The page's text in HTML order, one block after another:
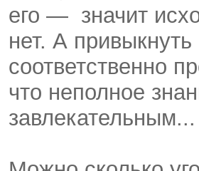
его — значит
нет. А
соответственно
что неполное
завлекательным...